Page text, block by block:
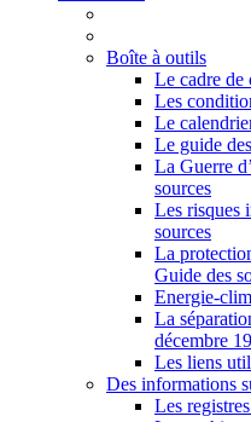
Boîte à outils
Le cadre de
Les
Le
Le guide
La Guerre
sources
Les risques
sources
La
Guide des
Energie-
La
décembre
Les liens
Des informations
Les